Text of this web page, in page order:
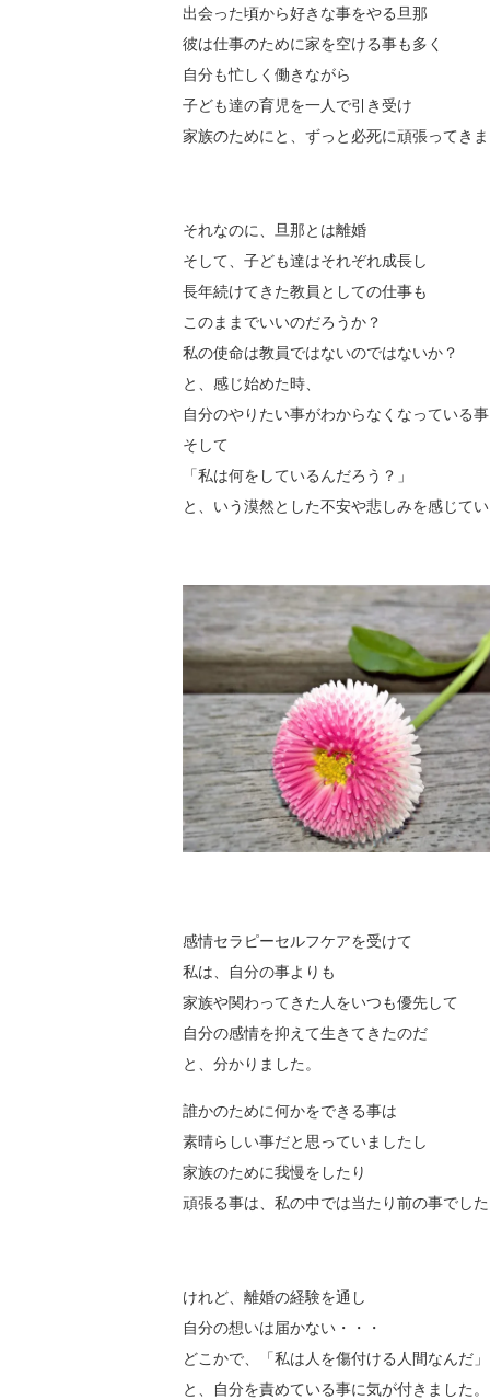
出会った頃から好きな事をやる旦那
彼は仕事のために家を空ける事も多く
自分も忙しく働きながら
子ども達の育児を一人で引き受け
家族のためにと、ずっと必死に頑張ってき
それなのに、旦那とは離婚
そして、子ども達はそれぞれ成長し
長年続けてきた教員としての仕事も
このままでいいのだろうか？
私の使命は教員ではないのではないか？
と、感じ始めた時、
自分のやりたい事がわからなくなっている事
そして
「私は何をしているんだろう？」
と、いう漠然とした不安や悲しみを感じて
感情セラピーセルフケアを受けて
私は、自分の事よりも
家族や関わってきた人をいつも優先して
自分の感情を抑えて生きてきたのだ
と、分かりました。
誰かのために何かをできる事は
素晴らしい事だと思っていましたし
家族のために我慢をしたり
頑張る事は、私の中では当たり前の事でし
けれど、離婚の経験を通し
自分の想いは届かない・・・
どこかで、「私は人を傷付ける人間なんだ」
と、自分を責めている事に気が付きました。